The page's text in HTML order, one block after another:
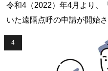
令和4（2022）年4月より、
いた遠隔点呼の申請が開始
ている「IT点呼」と新たに
点呼」には、どのような違
呼と比べると遠隔点呼とIT
4